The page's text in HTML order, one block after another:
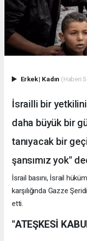
Erkek| Kadın (Haberi
İsrailli bir
daha büyük bir
tanıyacak bir
şansımız yok"
İsrail basını, İsrail
karşılığında Gazze
etti.
"ATEŞKESİ